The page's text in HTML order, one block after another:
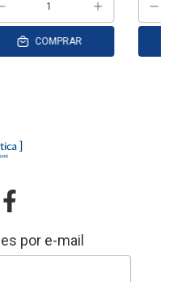
COMPRAR
por e-mail